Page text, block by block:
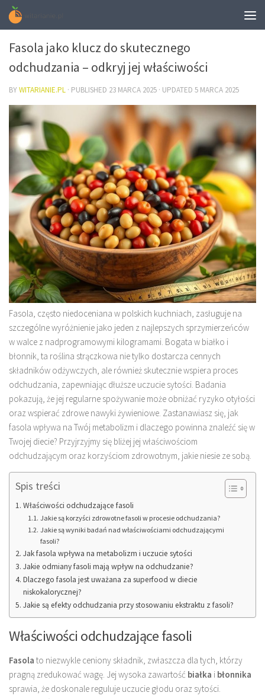
DIETA
Fasola jako klucz do skutecznego
odchudzania – odkryj jej właściwości
BYWITARIANIE.PL · PUBLISHED 23 MARCA 2025 · UPDATED 5 MARCA 2025
Fasola, często niedoceniana w polskich kuchniach, zasługuje na
szczególne wyróżnienie jako jeden z najlepszych sprzymierzeńców
w walce z nadprogramowymi kilogramami. Bogata w białko i
błonnik, ta roślina strączkowa nie tylko dostarcza cennych
składników odżywczych, ale również skutecznie wspiera proces
odchudzania, zapewniając dłuższe uczucie sytości. Badania
pokazują, że jej regularne spożywanie może obniżać ryzyko otyłości
oraz wspierać zdrowe nawyki żywieniowe. Zastanawiasz się, jak
fasola wpływa na Twój metabolizm i dlaczego powinna znaleźć się w
Twojej diecie? Przyjrzyjmy się bliżej jej właściwościom
odchudzającym oraz korzyściom zdrowotnym, jakie niesie ze sobą.
Spis treści
Właściwości odchudzające fasoli
Jakie są korzyści zdrowotne fasoli w procesie odchudzania?
Jakie są wyniki badań nad właściwościami odchudzającymi
fasoli?
Jak fasola wpływa na metabolizm i uczucie sytości
Jakie odmiany fasoli mają wpływ na odchudzanie?
Dlaczego fasola jest uważana za superfood w diecie
niskokalorycznej?
Jakie są efekty odchudzania przy stosowaniu ekstraktu z fasoli?
Właściwości odchudzające fasoli
Fasola to niezwykle ceniony składnik, zwłaszcza dla tych, którzy
pragną zredukować wagę. Jej wysoka zawartość białka i błonnika
sprawia, że doskonale reguluje uczucie głodu oraz sytości.